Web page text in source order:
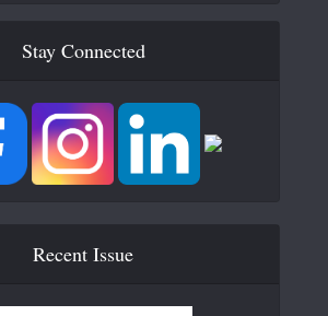
Stay Connected
Recent Issue